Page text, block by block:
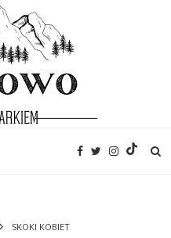
SKOKI KOBIET